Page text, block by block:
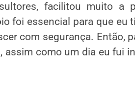
facilitou muito a
foi essencial para que eu
com segurança. Então,
como um dia eu fui